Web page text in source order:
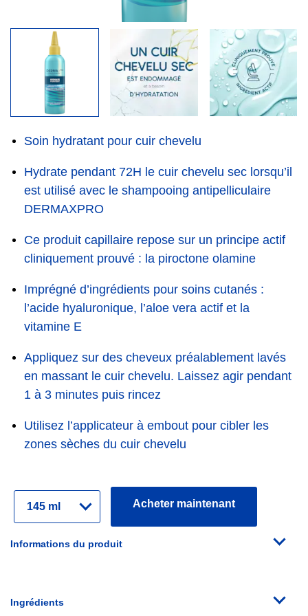
une
variante
Acheter maintenant
Soin hydratant pour cuir chevelu
Hydrate pendant 72H le cuir chevelu sec lorsqu’il
est utilisé avec le shampooing antipelliculaire
DERMAXPRO
Ce produit capillaire repose sur un principe actif
cliniquement prouvé : la piroctone olamine
Imprégné d’ingrédients pour soins cutanés :
l’acide hyaluronique, l’aloe vera actif et la
vitamine E
Appliquez sur des cheveux préalablement lavés
en massant le cuir chevelu. Laissez agir pendant
1 à 3 minutes puis rincez
Utilisez l’applicateur à embout pour cibler les
zones sèches du cuir chevelu
Informations du produit
Ingrédients